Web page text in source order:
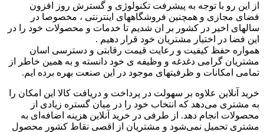
از این رو با توجه به پیشرفت تکنولوژی و گسترش روز افزون
فضای مجازی و همچنین فروشگاههای اینترنتی ، مخصوصا در
سالهای اخیر در کشور بر ان شدیم تا خدمات و محصولات خود را در
این فضا در اختیار مشتریان خود قرار دهیم .
همواره حفظ کیفیت و رعایت قیمت رقابتی و دسترسی اسان
مشتریان گرامی دغدغه و وظیفه ی خود دانسته و به همین خاطر از
تمامی امکانات و ظرفیتهای موجود در این صنعت بهره برده ایم.
خرید آنلاین علاوه بر سهولت در پرداخت و دریافت کالا این امکان را
به مشتری می‌دهد که انتخاب خود را در میان گستره زیادی از
محصولات انجام دهد. از طرفی در خرید آنلاین هزینه اضافه‌ای به
مشتری تحمیل نمی‌شود و مشتریان از اقصی نقاط کشور محصول